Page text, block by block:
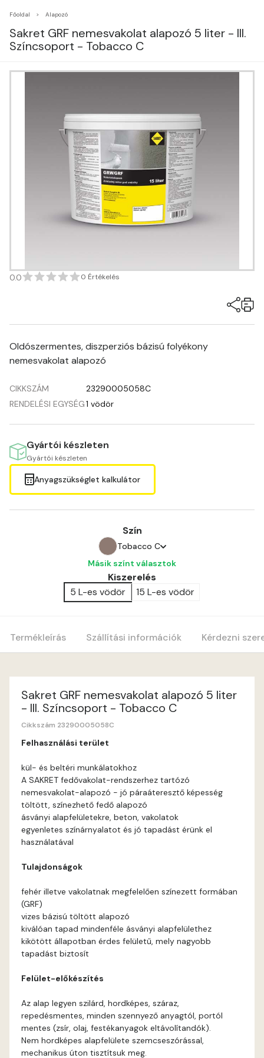
Főoldal Alapozó
Sakret GRF nemesvakolat alapozó 5 liter - III.
Színcsoport - Tobacco C
0.0 0 Értékelés
Oldószermentes, diszperziós bázisú folyékony
nemesvakolat alapozó
CIKKSZÁM
23290005058C
RENDELÉSI EGYSÉG1 vödör
Gyártói készleten
Gyártói készleten
Anyagszükséglet kalkulátor
Szín
Tobacco C
Amber B
Anticred A
Apricot B
Ash A
Basalt A
Brick B
Cobalt B
Másik színt választok
Kiszerelés
5 L-es vödör
15 L-es vödör
Termékleírás Szállítási információk Kérdezni
Sakret GRF nemesvakolat alapozó 5 liter
- III. Színcsoport - Tobacco C
Cikkszám 23290005058C
Felhasználási terület
kül- és beltéri munkálatokhoz
A SAKRET fedővakolat-rendszerhez tartózó
nemesvakolat-alapozó - jó páraáteresztő képesség
töltött, színezhető fedő alapozó
ásványi alapfelületekre, beton, vakolatok
egyenletes színárnyalatot és jó tapadást érünk el
használatával
Tulajdonságok
fehér illetve vakolatnak megfelelően színezett formában
(GRF)
vizes bázisú töltött alapozó
kiválóan tapad mindenféle ásványi alapfelülethez
kikötött állapotban érdes felületű, mely nagyobb
tapadást biztosít
Felület-előkészítés
Az alap legyen szilárd, hordképes, száraz,
repedésmentes, minden szennyező anyagtól, portól
mentes (zsír, olaj, festékanyagok eltávolítandók).
Nem hordképes alapfelülete szemcseszórással,
mechanikus úton tisztítsuk meg.